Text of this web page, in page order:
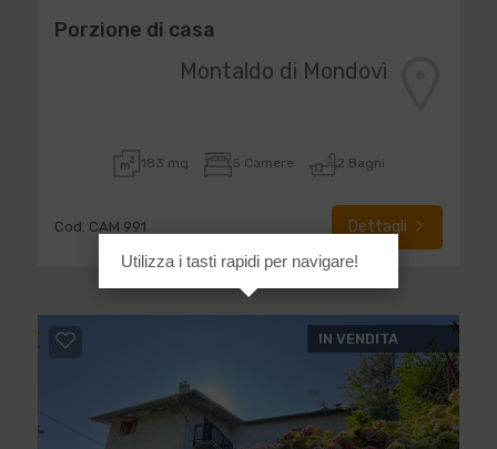
Porzione di casa
Montaldo di Mondovì
183 mq 5 Camere 2 Bagni
Cod. CAM 991 Dettagli
IN VENDITA
Utilizza i tasti rapidi per navigare!